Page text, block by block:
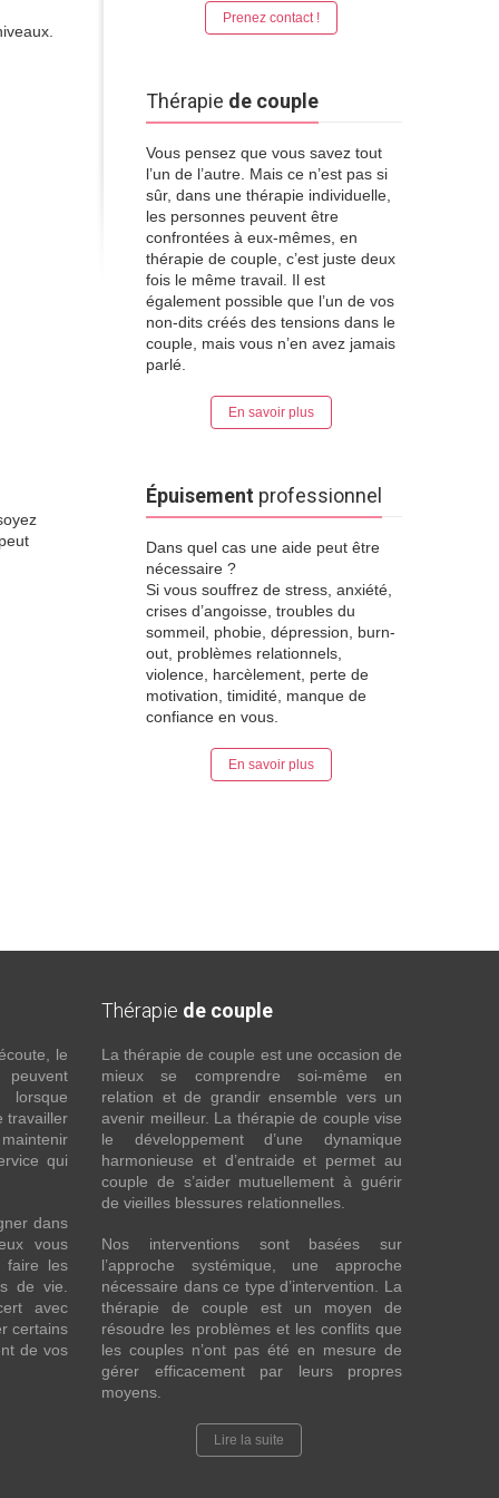
Prenez contact !
Thérapie de couple
Vous pensez que vous savez tout
l’un de l’autre. Mais ce n’est pas si
sûr, dans une thérapie individuelle,
les personnes peuvent être
confrontées à eux-mêmes, en
thérapie de couple, c’est juste deux
fois le même travail. Il est
également possible que l’un de vos
non-dits créés des tensions dans le
couple, mais vous n’en avez jamais
parlé.
En savoir plus
Épuisement professionnel
Dans quel cas une aide peut être
nécessaire ?
Si vous souffrez de stress, anxiété,
crises d’angoisse, troubles du
sommeil, phobie, dépression, burn-
out, problèmes relationnels,
violence, harcèlement, perte de
motivation, timidité, manque de
confiance en vous.
En savoir plus
le
peuvent
travailler
qui
dans
vous
faire les
de vie.
avec
certains
de vos
Thérapie de couple
La thérapie de couple est une occasion de
mieux se comprendre soi-même en
relation et de grandir ensemble vers un
avenir meilleur. La thérapie de couple vise
le développement d’une dynamique
harmonieuse et d’entraide et permet au
couple de s’aider mutuellement à guérir
de vieilles blessures relationnelles.
Nos interventions sont basées sur
l’approche systémique, une approche
nécessaire dans ce type d’intervention. La
thérapie de couple est un moyen de
résoudre les problèmes et les conflits que
les couples n’ont pas été en mesure de
gérer efficacement par leurs propres
moyens.
Lire la suite